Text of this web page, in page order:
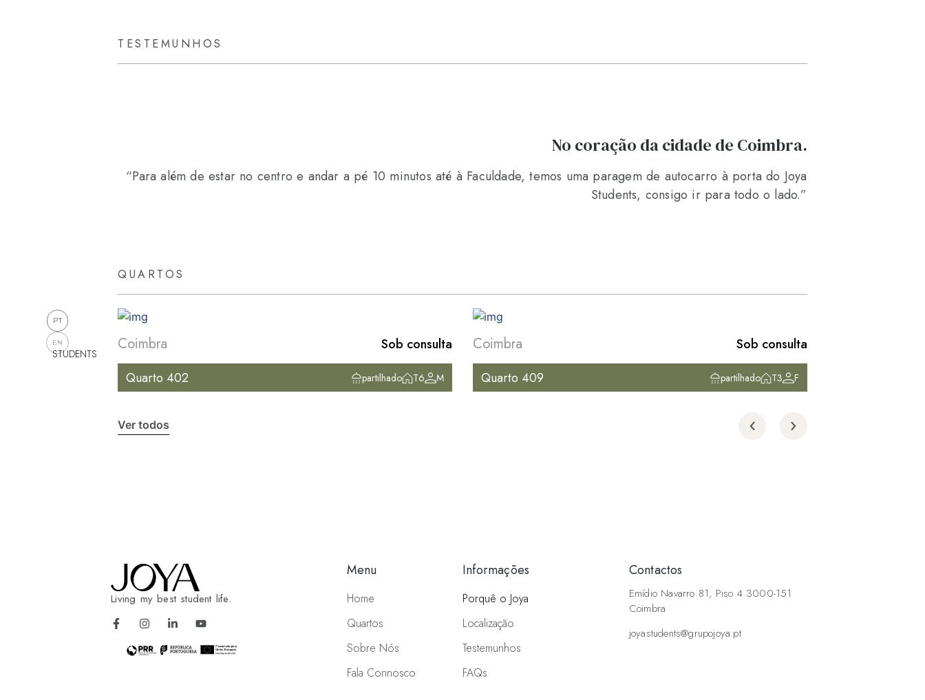
PT
EN
STUDENTS
TESTEMUNHOS
No coração da cidade de Coimbra.
“Para além de estar no centro e andar a pé 10 minutos até à Faculdade, temos uma paragem de autocarro à porta do Joya
Students, consigo ir para todo o lado.”
QUARTOS
490 € /mês Coimbra
Sob consulta
Quarto 402
partilhado T6 M
Coimbra
Sob consulta
Quarto 409
partilhado T3 F
Ver todos
Living my best student life.
Menu
Home
Quartos
Sobre Nós
Fala Connosco
Informações
Porquê o Joya
Localização
Testemunhos
FAQs
Contactos
Emídio Navarro 81, Piso 4 3000-151
Coimbra
joyastudents@grupojoya.pt